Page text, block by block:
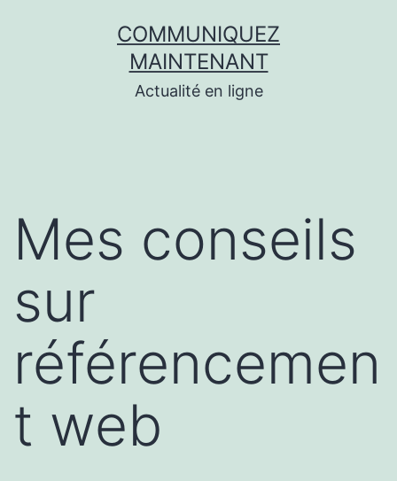
COMMUNIQUEZ
MAINTENANT
Actualité en ligne
Mes conseils
sur
référencemen
t web